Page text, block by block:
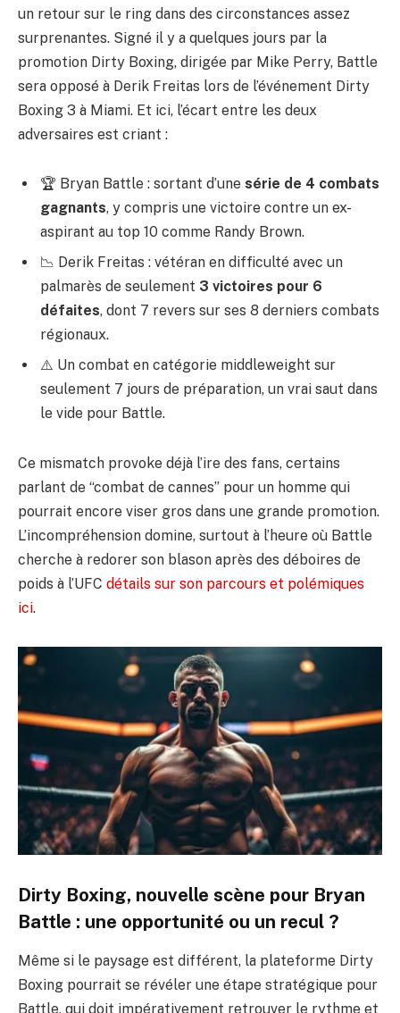
un retour sur le ring dans des circonstances assez
surprenantes. Signé il y a quelques jours par la
promotion Dirty Boxing, dirigée par Mike Perry, Battle
sera opposé à Derik Freitas lors de l’événement Dirty
Boxing 3 à Miami. Et ici, l’écart entre les deux
adversaires est criant :
🏆 Bryan Battle : sortant d’une série de 4 combats
gagnants, y compris une victoire contre un ex-
aspirant au top 10 comme Randy Brown.
📉 Derik Freitas : vétéran en difficulté avec un
palmarès de seulement 3 victoires pour 6
défaites, dont 7 revers sur ses 8 derniers combats
régionaux.
⚠️ Un combat en catégorie middleweight sur
seulement 7 jours de préparation, un vrai saut dans
le vide pour Battle.
Ce mismatch provoke déjà l’ire des fans, certains
parlant de “combat de cannes” pour un homme qui
pourrait encore viser gros dans une grande promotion.
L’incompréhension domine, surtout à l’heure où Battle
cherche à redorer son blason après des déboires de
poids à l’UFC détails sur son parcours et polémiques
ici.
Dirty Boxing, nouvelle scène pour Bryan
Battle : une opportunité ou un recul ?
Même si le paysage est différent, la plateforme Dirty
Boxing pourrait se révéler une étape stratégique pour
Battle, qui doit impérativement retrouver le rythme et